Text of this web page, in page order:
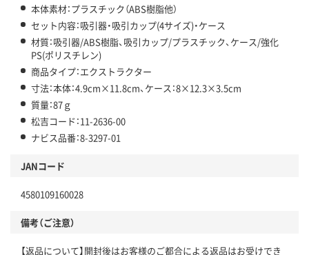
本体素材：プラスチック（ABS樹脂他）
セット内容：吸引器・吸引カップ(4サイズ)・ケース
材質：吸引器/ABS樹脂、吸引カップ/プラスチック、ケース/強化
PS(ポリスチレン)
商品タイプ：エクストラクター
寸法：本体：4.9cm×11.8cm、ケース：8×12.3×3.5cm
質量：87ｇ
松吉コード：11-2636-00
ナビス品番：8-3297-01
JANコード
4580109160028
備考（ご注意）
【返品について】開封後はお客様のご都合による返品はお受けでき